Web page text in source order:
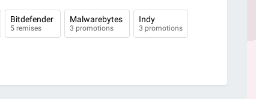
Bitdefender
5 remises
Malwarebytes
3 promotions
Indy
3 promotions